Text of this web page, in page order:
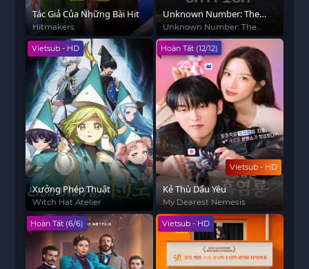
Tác Giả Của Những Bài Hit
Hitmakers
Unknown Number: The
High School Catfish
Unknown Number: The
High School Catfish
Vietsub - HD
Xưởng Phép Thuật
Witch Hat Atelier
Vietsub - HD
Hoàn Tất (12/12)
Kẻ Thù Dấu Yêu
My Dearest Nemesis
Hoàn Tất (6/6) Vietsub - HD